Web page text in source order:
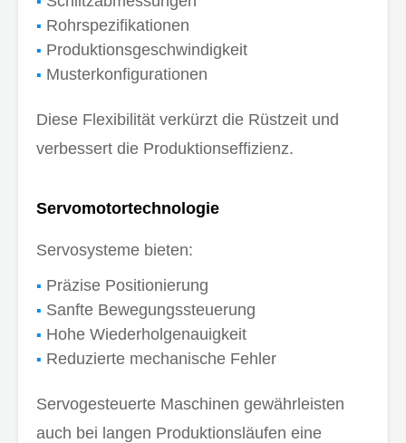
Rohrspezifikationen
Produktionsgeschwindigkeit
Musterkonfigurationen
Diese Flexibilität verkürzt die Rüstzeit und
verbessert die Produktionseffizienz.
Servomotortechnologie
Servosysteme bieten:
Präzise Positionierung
Sanfte Bewegungssteuerung
Hohe Wiederholgenauigkeit
Reduzierte mechanische Fehler
Servogesteuerte Maschinen gewährleisten
auch bei langen Produktionsläufen eine